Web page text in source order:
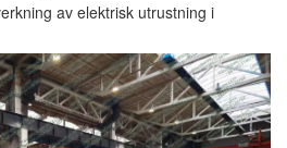
av elektrisk utrustning i